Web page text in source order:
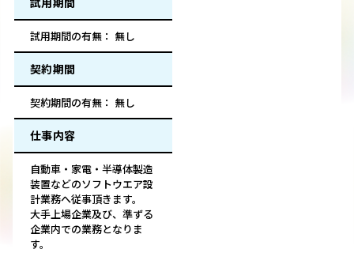
試用期間の有無： 無し
契約期間
契約期間の有無： 無し
仕事内容
自動車・家電・半導体製造
装置などのソフトウエア設
計業務へ従事頂きます。
大手上場企業及び、準ずる
企業内での業務となりま
す。